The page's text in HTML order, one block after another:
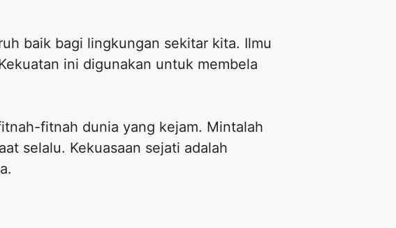
baik bagi lingkungan sekitar kita. Ilmu
ini digunakan untuk membela
fitnah dunia yang kejam. Mintalah
selalu. Kekuasaan sejati adalah